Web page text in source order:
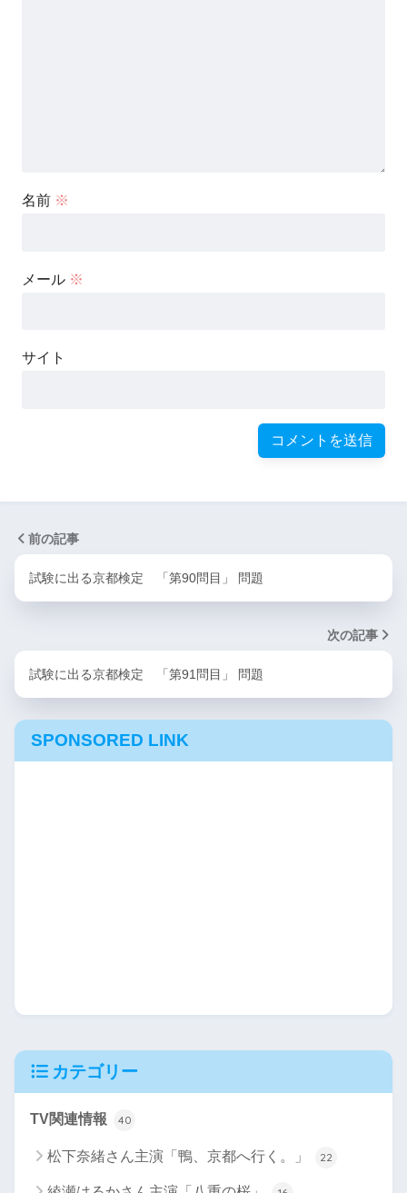
名前 ※
メール ※
サイト
前の記事
試験に出る京都検定 「第90問目」 問題
次の記事
試験に出る京都検定 「第91問目」 問題
SPONSORED LINK
カテゴリー
TV関連情報 40
松下奈緒さん主演「鴨、京都へ行く。」 22